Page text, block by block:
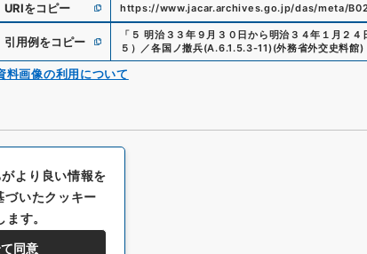
URIをコピー https://www.jacar.archives.go.jp/das/meta/
引用例をコピー 「 ５ 明治３３年９月３０日から明治３４年１月２４
５）／各国ノ撤兵(A.6.1.5.3-11)(外務省外交史料館)
料画像の利用について
より良い情報を
づいたクッキー
す。
同意